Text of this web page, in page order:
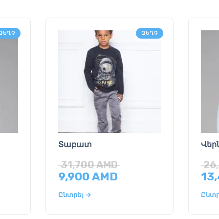
ԶԵՂՉ
Տաբատ
31,700AMD
9,900 AMD
Ընտրել